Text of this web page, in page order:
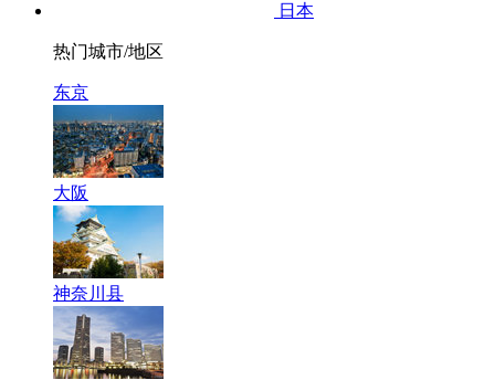
日本
热门城市/地区
东京
大阪
神奈川县